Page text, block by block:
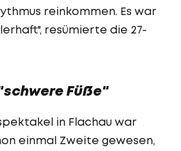
reinkommen. Es war
resümierte die 27-
Füße"
in Flachau war
einmal Zweite gewesen,